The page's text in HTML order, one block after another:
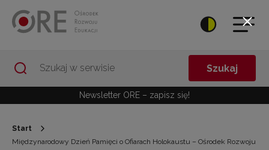
Szukaj
Newsletter ORE – zapisz się!
Start
Międzynarodowy Dzień Pamięci o Ofiarach Holokaustu – Ośrodek Rozwoju